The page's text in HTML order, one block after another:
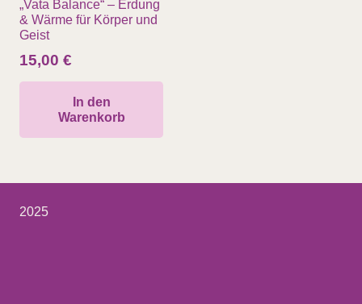
„Vata Balance“ – Erdung
& Wärme für Körper und
Geist
15,00 €
In den
Warenkorb
2025